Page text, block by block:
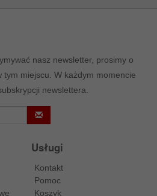
nasz newsletter, prosimy o
tym miejscu. W każdym momencie
newslettera.
Usługi
Kontakt
Pomoc
Koszyk